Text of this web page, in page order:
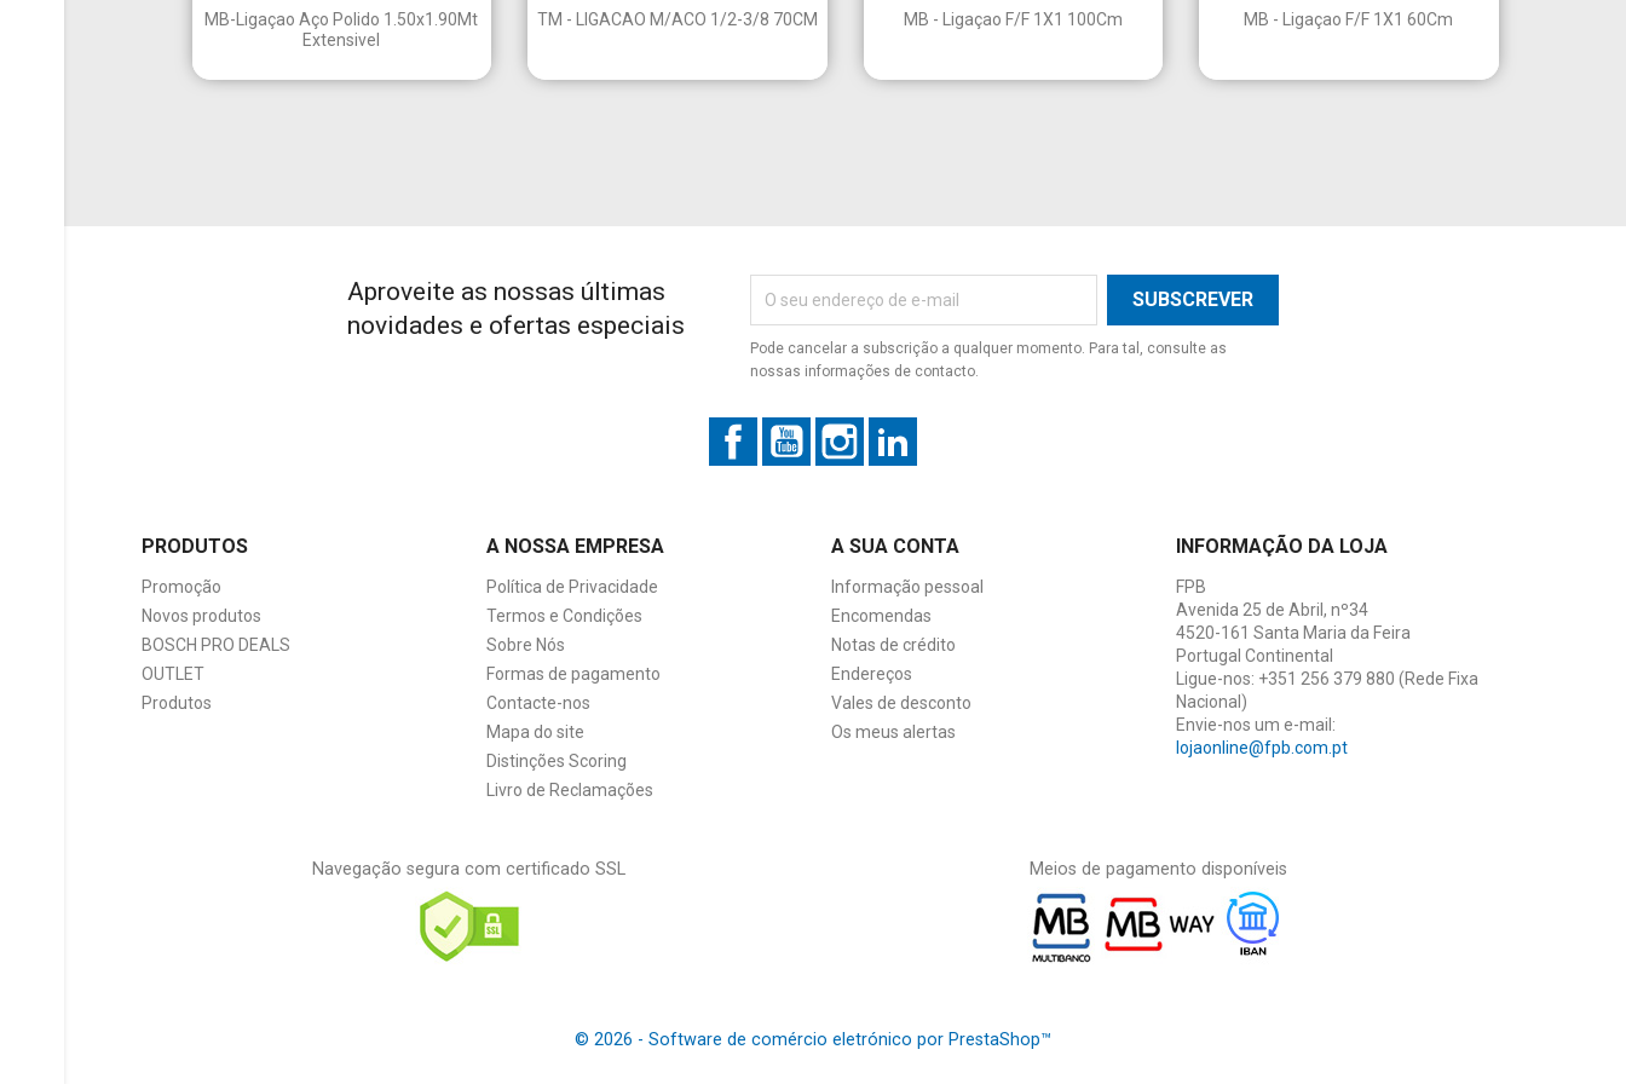
Vista rápida
MB-Ligaçao Aço Polido 1.50x1.90Mt
Extensivel
Vista rápida
TM - LIGACAO M/ACO 1/2-3/8 70CM Vista rápida
MB - Ligaçao F/F 1X1 100Cm Vista rápida
MB - Ligaçao F/F 1X1 60Cm
Aproveite as nossas últimas
novidades e ofertas especiais
Pode cancelar a subscrição a qualquer momento. Para tal, consulte as
nossas informações de contacto.
FacebookYouTubeInstagram
PRODUTOS
Promoção
Novos produtos
BOSCH PRO DEALS
OUTLET
Produtos
A NOSSA EMPRESA
Política de Privacidade
Termos e Condições
Sobre Nós
Formas de pagamento
Contacte-nos
Mapa do site
Distinções Scoring
Livro de Reclamações
A SUA CONTA
Informação pessoal
Encomendas
Notas de crédito
Endereços
Vales de desconto
Os meus alertas
INFORMAÇÃO DA LOJA
FPB
Avenida 25 de Abril, nº34
4520-161 Santa Maria da Feira
Portugal Continental
Ligue-nos: +351 256 379 880 (Rede Fixa
Nacional)
Envie-nos um e-mail:
lojaonline@fpb.com.pt
Navegação segura com certificado SSL Meios de pagamento disponíveis
© 2026 - Software de comércio eletrónico por PrestaShop™